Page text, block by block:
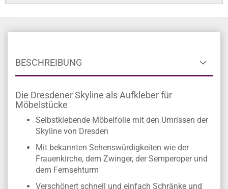
BESCHREIBUNG
Die Dresdener Skyline als Aufkleber für
Möbelstücke
Selbstklebende Möbelfolie mit den Umrissen der
Skyline von Dresden
Mit bekannten Sehenswürdigkeiten wie der
Frauenkirche, dem Zwinger, der Semperoper und
dem Fernsehturm
Verschönert schnell und einfach Schränke und